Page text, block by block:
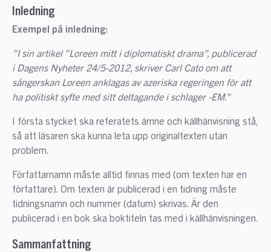
Inledning
Exempel på inledning:
”I sin artikel ”Loreen mitt i diplomatiskt drama”, publicerad
i Dagens Nyheter 24/5-2012, skriver Carl Cato om att
sångerskan Loreen anklagas av azeriska regeringen för att
ha politiskt syfte med sitt deltagande i schlager -EM.”
I första stycket ska referatets ämne och källhänvisning stå,
så att läsaren ska kunna leta upp originaltexten utan
problem.
Författarnamn måste alltid finnas med (om texten har en
författare). Om texten är publicerad i en tidning måste
tidningsnamn och nummer (datum) skrivas. Är den
publicerad i en bok ska boktiteln tas med i källhänvisningen.
Sammanfattning